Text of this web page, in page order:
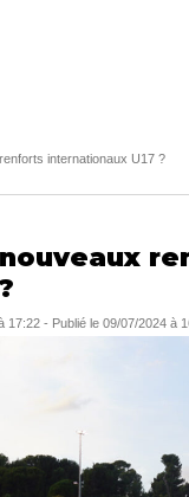
internationaux U17 ?
17:22 - Publié le 09/07/2024 à